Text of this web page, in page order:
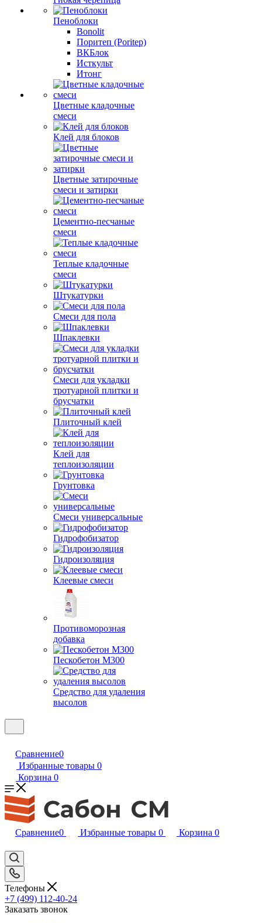
Пеноблоки
Bonolit
Поритеп (Poritep)
ВКБлок
Исткульт
Итонг
Цветные кладочные
смеси
Клей для блоков
Цветные затирочные
смеси и затирки
Цементно-песчаные
смеси
Теплые кладочные
смеси
Штукатурки
Смеси для пола
Шпаклевки
Смеси для укладки
тротуарной плитки и
брусчатки
Плиточный клей
Клей для
теплоизоляции
Грунтовка
Смеси универсальные
Гидрофобизатор
Гидроизоляция
Клеевые смеси
Противоморозная
добавка
Пескобетон М300
Средство для удаления
высолов
Сравнение0
Избранные товары 0
Корзина 0
Сравнение0 Избранные товары 0 Корзина 0
Телефоны
+7 (499) 112-40-24
Заказать звонок